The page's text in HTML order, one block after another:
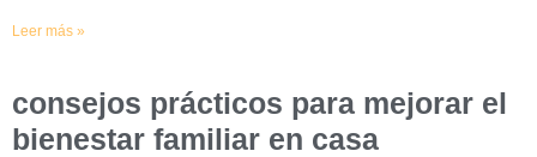
Leer más »
consejos prácticos para mejorar el
bienestar familiar en casa